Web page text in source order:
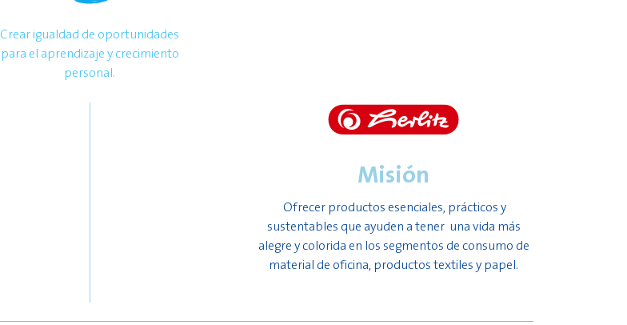
Crear igualdad de oportunidades
para el aprendizaje y crecimiento
personal.
Misión
Ofrecer productos esenciales, prácticos y
sustentables que ayuden a tener una vida más
alegre y colorida en los segmentos de consumo de
material de oficina, productos textiles y papel.